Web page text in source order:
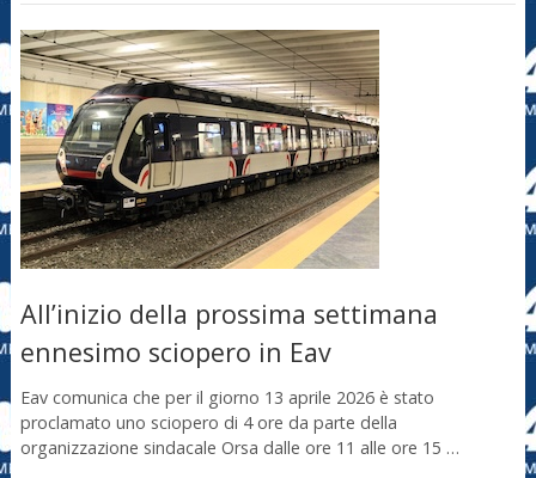
All’inizio della prossima settimana
ennesimo sciopero in Eav
Eav comunica che per il giorno 13 aprile 2026 è stato
proclamato uno sciopero di 4 ore da parte della
organizzazione sindacale Orsa dalle ore 11 alle ore 15 …